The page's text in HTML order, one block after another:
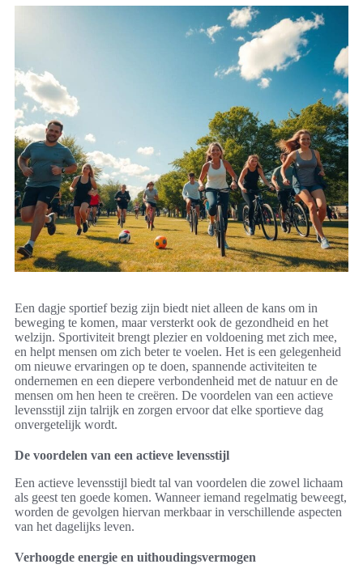
Een dagje sportief bezig zijn biedt niet alleen de kans om in
beweging te komen, maar versterkt ook de gezondheid en het
welzijn. Sportiviteit brengt plezier en voldoening met zich mee,
en helpt mensen om zich beter te voelen. Het is een gelegenheid
om nieuwe ervaringen op te doen, spannende activiteiten te
ondernemen en een diepere verbondenheid met de natuur en de
mensen om hen heen te creëren. De voordelen van een actieve
levensstijl zijn talrijk en zorgen ervoor dat elke sportieve dag
onvergetelijk wordt.
De voordelen van een actieve levensstijl
Een actieve levensstijl biedt tal van voordelen die zowel lichaam
als geest ten goede komen. Wanneer iemand regelmatig beweegt,
worden de gevolgen hiervan merkbaar in verschillende aspecten
van het dagelijks leven.
Verhoogde energie en uithoudingsvermogen